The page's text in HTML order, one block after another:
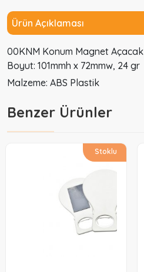
Ürün Açıklaması
00KNM Konum Magnet Açacak
Boyut: 101mmh x 72mmw, 24 gr
Malzeme: ABS Plastik
Benzer Ürünler
Stoklu